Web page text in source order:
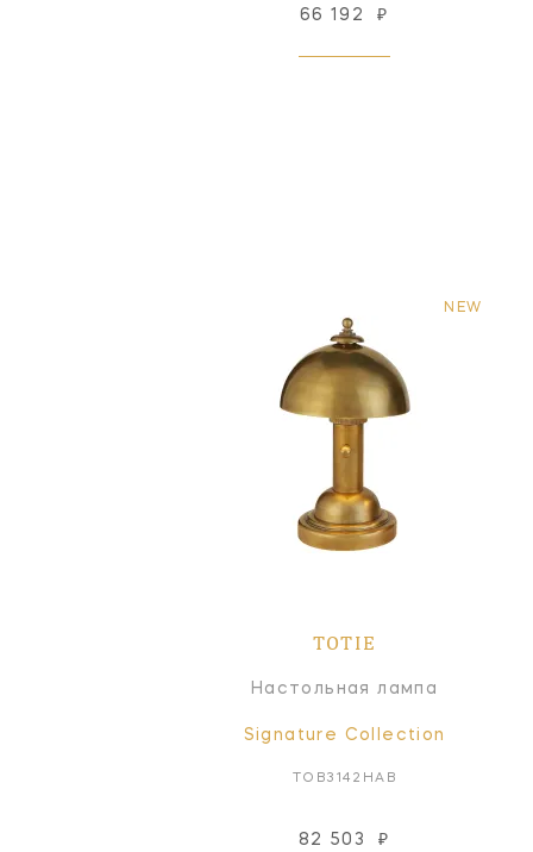
66 192 ₽
NEW
TOTIE
Настольная лампа
Signature Collection
TOB3142HAB
82 503 ₽